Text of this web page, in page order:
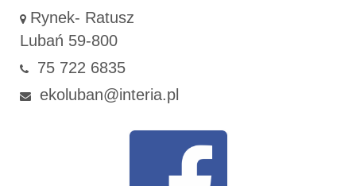
Rynek- Ratusz
Lubań 59-800
75 722 6835
ekoluban@interia.pl